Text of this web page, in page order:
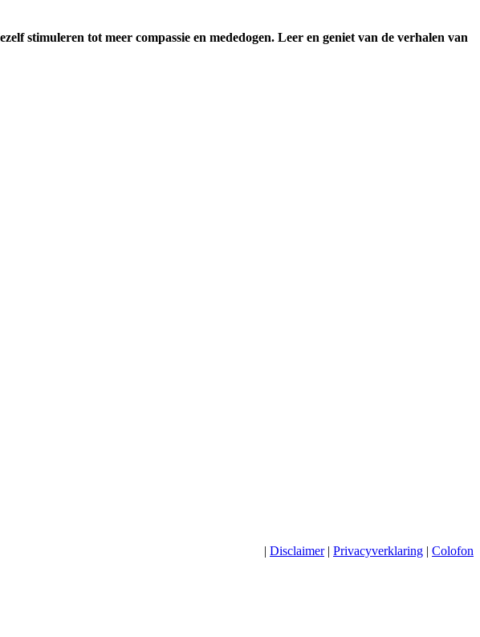
stimuleren tot meer compassie en mededogen. Leer en geniet van de verhalen van
| Disclaimer| Privacyverklaring | Colofon